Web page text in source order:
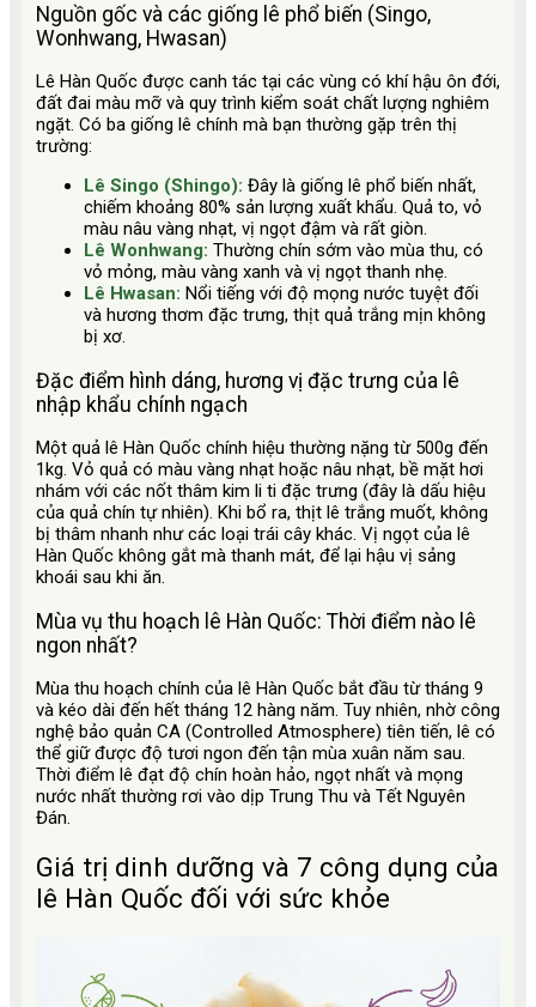
Nguồn gốc và các giống lê phổ biến (Singo,
Wonhwang, Hwasan)
Lê Hàn Quốc được canh tác tại các vùng có khí hậu ôn đới,
đất đai màu mỡ và quy trình kiểm soát chất lượng nghiêm
ngặt. Có ba giống lê chính mà bạn thường gặp trên thị
trường:
Lê Singo (Shingo): Đây là giống lê phổ biến nhất,
chiếm khoảng 80% sản lượng xuất khẩu. Quả to, vỏ
màu nâu vàng nhạt, vị ngọt đậm và rất giòn.
Lê Wonhwang: Thường chín sớm vào mùa thu, có
vỏ mỏng, màu vàng xanh và vị ngọt thanh nhẹ.
Lê Hwasan: Nổi tiếng với độ mọng nước tuyệt đối
và hương thơm đặc trưng, thịt quả trắng mịn không
bị xơ.
Đặc điểm hình dáng, hương vị đặc trưng của lê
nhập khẩu chính ngạch
Một quả lê Hàn Quốc chính hiệu thường nặng từ 500g đến
1kg. Vỏ quả có màu vàng nhạt hoặc nâu nhạt, bề mặt hơi
nhám với các nốt thâm kim li ti đặc trưng (đây là dấu hiệu
của quả chín tự nhiên). Khi bổ ra, thịt lê trắng muốt, không
bị thâm nhanh như các loại trái cây khác. Vị ngọt của lê
Hàn Quốc không gắt mà thanh mát, để lại hậu vị sảng
khoái sau khi ăn.
Mùa vụ thu hoạch lê Hàn Quốc: Thời điểm nào lê
ngon nhất?
Mùa thu hoạch chính của lê Hàn Quốc bắt đầu từ tháng 9
và kéo dài đến hết tháng 12 hàng năm. Tuy nhiên, nhờ công
nghệ bảo quản CA (Controlled Atmosphere) tiên tiến, lê có
thể giữ được độ tươi ngon đến tận mùa xuân năm sau.
Thời điểm lê đạt độ chín hoàn hảo, ngọt nhất và mọng
nước nhất thường rơi vào dịp Trung Thu và Tết Nguyên
Đán.
Giá trị dinh dưỡng và 7 công dụng của
lê Hàn Quốc đối với sức khỏe